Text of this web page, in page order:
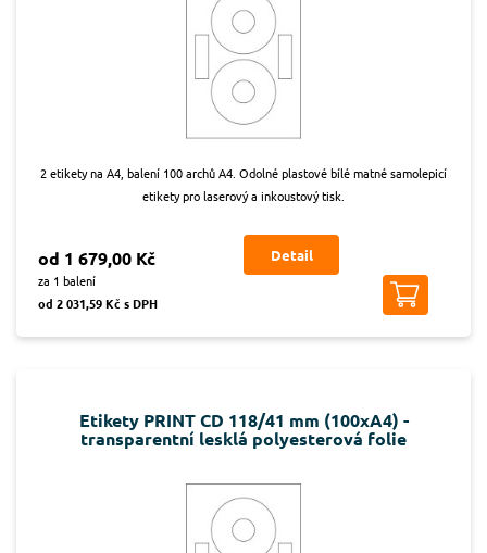
2 etikety na A4, balení 100 archů A4. Odolné plastové bílé matné samolepicí
etikety pro laserový a inkoustový tisk.
od 1 679,00 Kč
za 1 balení
od 2 031,59 Kč s DPH
Detail
Etikety PRINT CD 118/41 mm (100xA4) -
transparentní lesklá polyesterová folie